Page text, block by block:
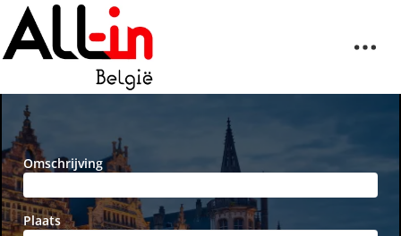
Omschrijving
Plaats